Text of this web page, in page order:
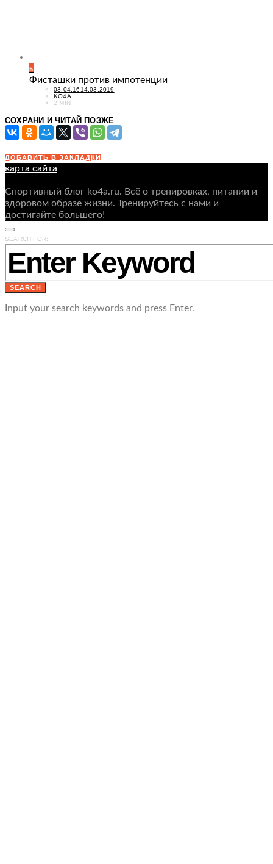
5
Фисташки против импотенции
POSTED
ON
03.04.1614.03.2019
KO4A
2 MIN
СОХРАНИ И ЧИТАЙ ПОЗЖЕ
ДОБАВИТЬ В ЗАКЛАДКИ
карта сайта
Спортивный блог ko4a.ru. Всё о тренировках, питании и
здоровом образе жизни. Тренируйтесь с нами и
достигайте большего!
SEARCH FOR:
SEARCH
Input your search keywords and press Enter.